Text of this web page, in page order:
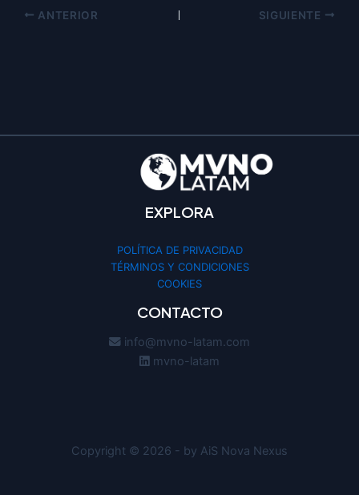
ANTERIOR SIGUIENTE
EXPLORA
POLÍTICA DE PRIVACIDAD
TÉRMINOS Y CONDICIONES
COOKIES
CONTACTO
info@mvno-latam.com
mvno-latam
Copyright © 2026 - by AiS Nova Nexus